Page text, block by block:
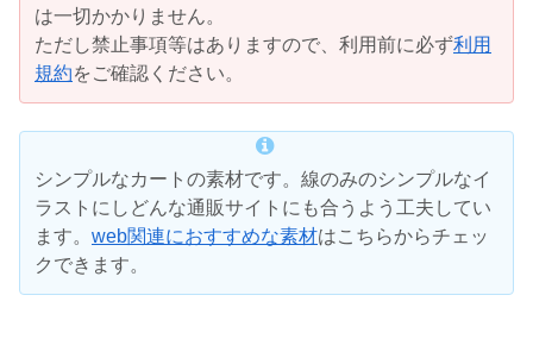
は一切かかりません。
ただし禁止事項等はありますので、利用前に必ず利用
規約をご確認ください。
シンプルなカートの素材です。線のみのシンプルなイ
ラストにしどんな通販サイトにも合うよう工夫してい
ます。 web関連におすすめな素材はこちらからチェッ
クできます。